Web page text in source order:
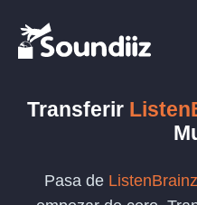
Transferir
Pasa de ListenBrainz